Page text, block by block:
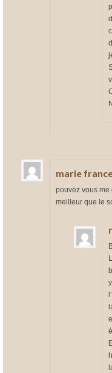
marie
pouvez vous me
meilleur que le